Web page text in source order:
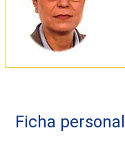
Ficha personal